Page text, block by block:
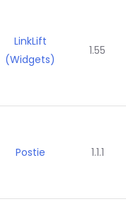
LinkLift
(Widgets)
1.55
Postie 1.1.1